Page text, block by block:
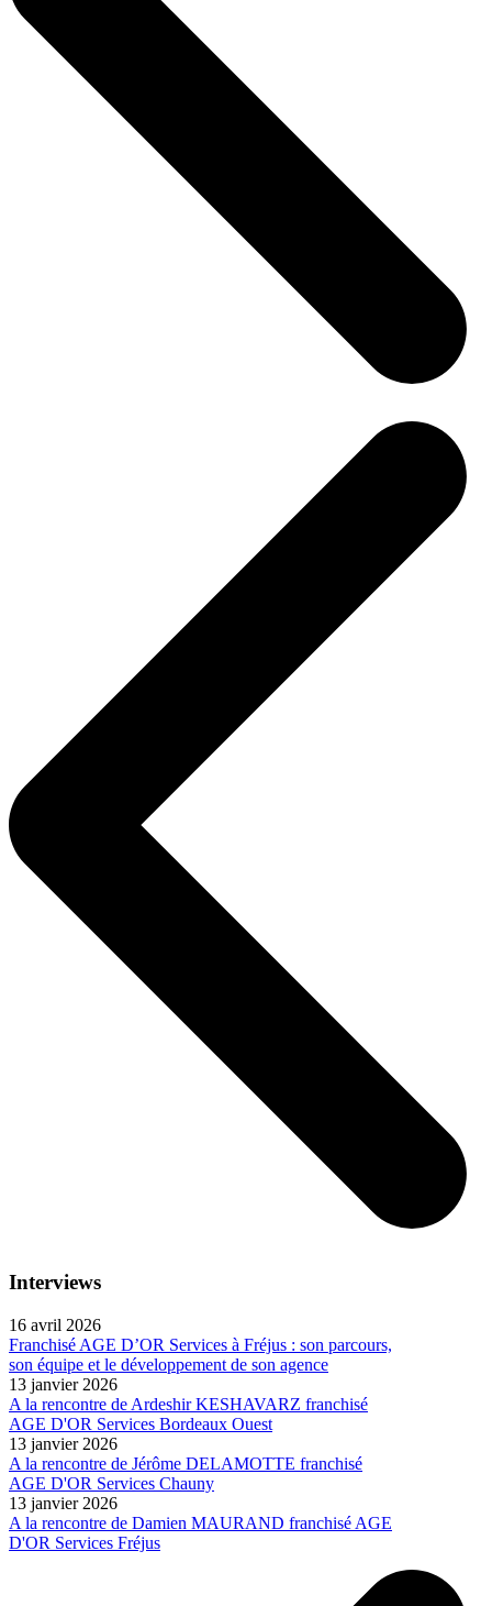
Interviews
16 avril 2026
Franchisé AGE D’OR Services à Fréjus : son parcours,
son équipe et le développement de son agence
13 janvier 2026
A la rencontre de Ardeshir KESHAVARZ franchisé
AGE D'OR Services Bordeaux Ouest
13 janvier 2026
A la rencontre de Jérôme DELAMOTTE franchisé
AGE D'OR Services Chauny
13 janvier 2026
A la rencontre de Damien MAURAND franchisé AGE
D'OR Services Fréjus